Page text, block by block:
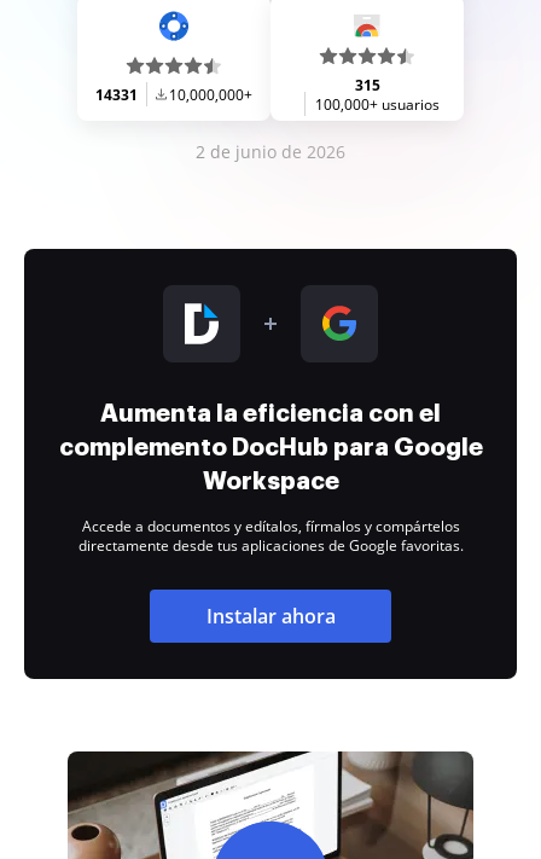
14331 10,000,000+
315
100,000+ usuarios
2 de junio de 2026
Aumenta la eficiencia con el
complemento DocHub para Google
Workspace
Accede a documentos y edítalos, fírmalos y compártelos
directamente desde tus aplicaciones de Google favoritas.
Instalar ahora